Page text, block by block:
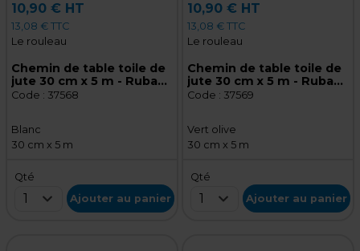
10,90 € HT
13,08 € TTC
Le rouleau
Chemin de table toile de
jute 30 cm x 5 m - Ruban
de jute - Blanc
Code : 37568
Blanc
30 cm x 5 m
Qté
1 Ajouter au panier
10,90 € HT
13,08 € TTC
Le rouleau
Chemin de table toile de
jute 30 cm x 5 m - Ruban
de jute - Vert olive
Code : 37569
Vert olive
30 cm x 5 m
Qté
1 Ajouter au panier